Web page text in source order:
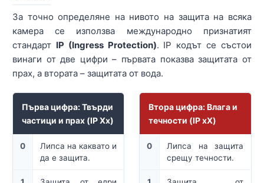
За точно определяне на нивото на защита на всяка
камера се използва международно признатият
стандарт IP (Ingress Protection). IP кодът се състои
винаги от две цифри – първата показва защитата от
прах, а втората – защитата от вода.
Първа цифра: Твърди
частици и прах (IP Xx)
0
Липса на каквато и
да е защита.
Втора цифра: Влага и
течности (IP xX)
0
Липса на защита
срещу течности.